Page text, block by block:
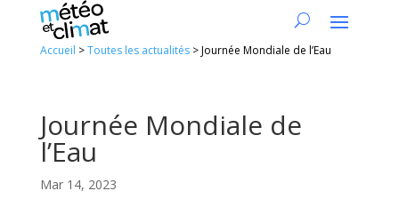
Accueil >Toutes les actualités>Journée Mondiale de l’Eau
Journée Mondiale de
l’Eau
Mar 14, 2023